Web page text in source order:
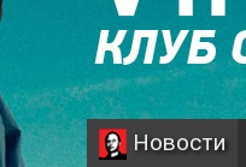
Новости